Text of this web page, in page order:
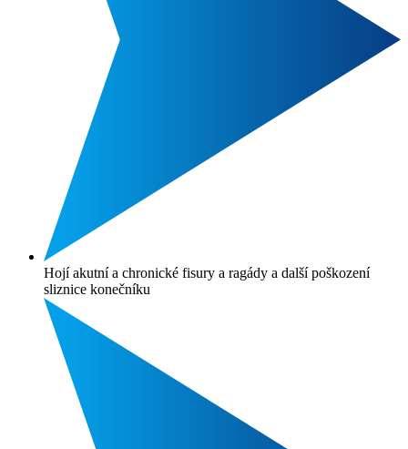
Hojí akutní a chronické fisury a ragády a další poškození
sliznice konečníku